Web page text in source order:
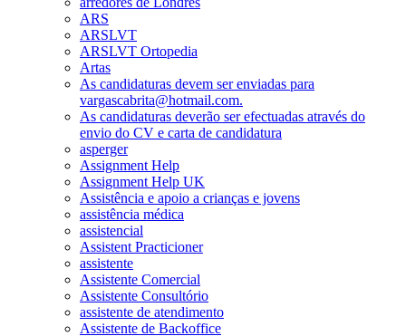
ARS
ARSLVT
ARSLVT Ortopedia
Artas
As candidaturas devem ser enviadas para
vargascabrita@hotmail.com.
As candidaturas deverão ser efectuadas através do
envio do CV e carta de candidatura
asperger
Assignment Help
Assignment Help UK
Assistência e apoio a crianças e jovens
assistência médica
assistencial
Assistent Practicioner
assistente
Assistente Comercial
Assistente Consultório
assistente de atendimento
Assistente de Backoffice